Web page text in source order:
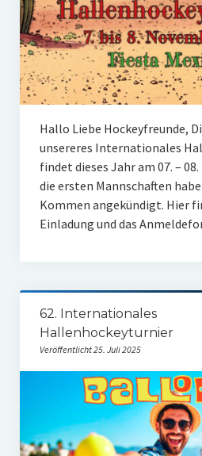
W U16
W U12
M U18
M U14
M U12
Internationale Hallenhockeyturnier
Zocker Reloaded
Galerie
Jugend Sponsoring
Hallo Liebe Hockeyfreunde,
unsereres Internationales
findet dieses Jahr am 07. –
die ersten Mannschaften
Kommen angekündigt. Hier
Einladung und das
62. Internationales
Hallenhockeyturnier
Veröffentlicht 25. Juli 2025